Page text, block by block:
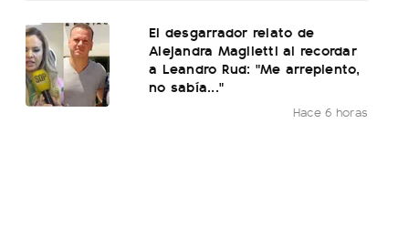
El desgarrador relato de
Alejandra Maglietti al recordar
a Leandro Rud: "Me arrepiento,
no sabía..."
Hace 6 horas